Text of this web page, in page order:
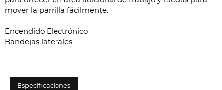
mover la parrilla fácilmente.
Encendido Electrónico
Bandejas laterales
Especificaciones